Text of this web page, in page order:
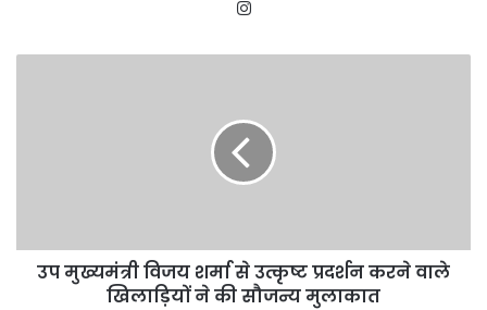
वाले
खिलाड़ियों
उप मुख्यमंत्री विजय शर्मा से उत्कृष्ट प्रदर्शन करने वाले
खिलाड़ियों ने की सौजन्य मुलाकात